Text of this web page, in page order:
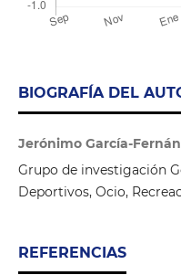
BIOGRAFÍA DEL
Jerónimo García-
Grupo de investigación
Deportivos, Ocio,
REFERENCIAS